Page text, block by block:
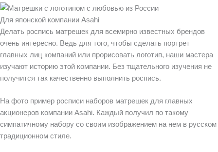
Для японской компании Asahi
Делать роспись матрешек для всемирно известных брендов
очень интересно. Ведь для того, чтобы сделать портрет
главных лиц компаний или прорисовать логотип, наши мастера
изучают историю этой компании. Без тщательного изучения не
получится так качественно выполнить роспись.
На фото пример росписи наборов матрешек для главных
акционеров компании Asahi. Каждый получил по такому
симпатичному набору со своим изображением на нем в русском
традиционном стиле.